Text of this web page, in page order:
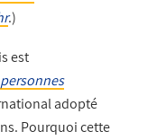
.)
est
adopté
Pourquoi cette